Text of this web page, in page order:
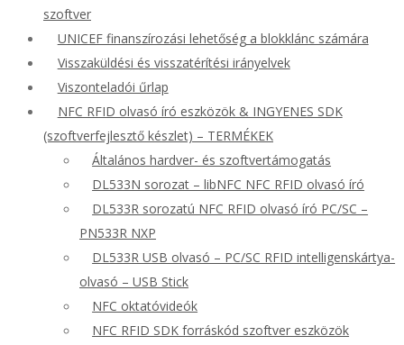
szoftver
UNICEF finanszírozási lehetőség a blokklánc számára
Visszaküldési és visszatérítési irányelvek
Viszonteladói űrlap
NFC RFID olvasó író eszközök & INGYENES SDK
(szoftverfejlesztő készlet) – TERMÉKEK
Általános hardver- és szoftvertámogatás
DL533N sorozat – libNFC NFC RFID olvasó író
DL533R sorozatú NFC RFID olvasó író PC/SC –
PN533R NXP
DL533R USB olvasó – PC/SC RFID intelligenskártya-
olvasó – USB Stick
NFC oktatóvideók
NFC RFID SDK forráskód szoftver eszközök